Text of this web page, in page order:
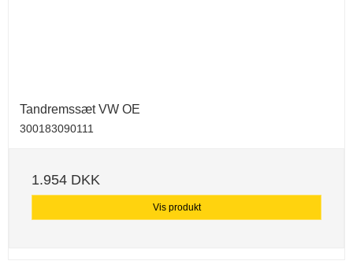
Tandremssæt VW OE
300183090111
1.954 DKK
Vis produkt